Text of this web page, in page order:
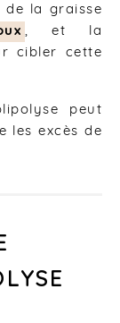
de la graisse
, et la
cibler cette
peut
les excès de